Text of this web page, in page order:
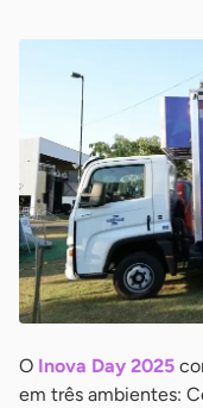
O Inova Day 2025
em três ambientes: